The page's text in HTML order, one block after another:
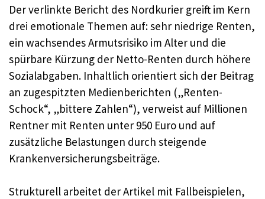
Der verlinkte Bericht des Nordkurier greift im Kern
drei emotionale Themen auf: sehr niedrige Renten,
ein wachsendes Armutsrisiko im Alter und die
spürbare Kürzung der Netto-Renten durch höhere
Sozialabgaben. Inhaltlich orientiert sich der Beitrag
an zugespitzten Medienberichten („Renten-
Schock“, „bittere Zahlen“), verweist auf Millionen
Rentner mit Renten unter 950 Euro und auf
zusätzliche Belastungen durch steigende
Krankenversicherungsbeiträge.
Strukturell arbeitet der Artikel mit Fallbeispielen,